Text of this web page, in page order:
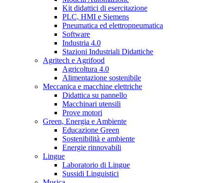
Kit didattici di esercitazione
PLC, HMI e Siemens
Pneumatica ed elettropneumatica
Software
Industria 4.0
Stazioni Industriali Didattiche
Agritech e Agrifood
Agricoltura 4.0
Alimentazione sostenibile
Meccanica e macchine elettriche
Didattica su pannello
Macchinari utensili
Prove motori
Green, Energia e Ambiente
Educazione Green
Sostenibilità e ambiente
Energie rinnovabili
Lingue
Laboratorio di Lingue
Sussidi Linguistici